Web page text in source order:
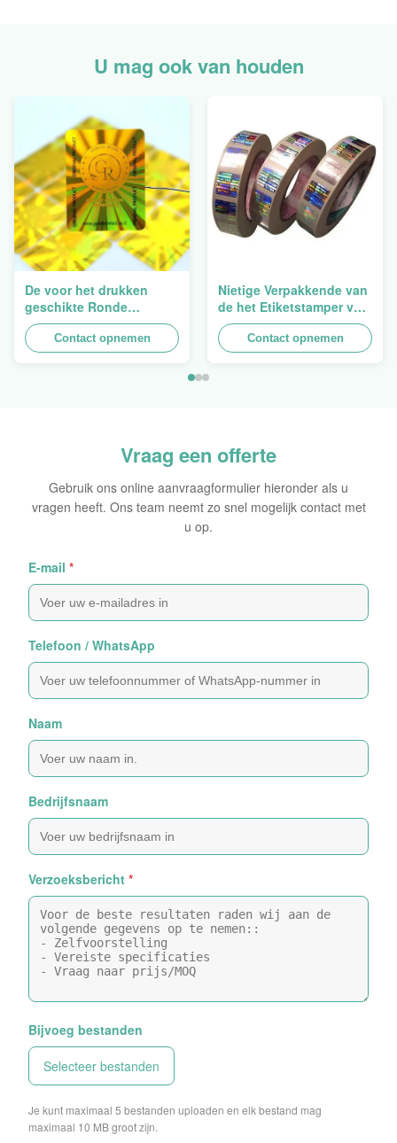
U mag ook van houden
De voor het drukken
geschikte Ronde
Verpakkende
Holografische
Zelfklevende Bladen van
Contact opnemen
Nietige Verpakkende van
de het Etiketstamper van
de Hologramveiligheid
Duidelijke het
Hologramsticker Logo
Contact opnemen
Vraag een offerte
Gebruik ons online aanvraagformulier hieronder als u
vragen heeft. Ons team neemt zo snel mogelijk contact met
u op.
E-mail *
Telefoon / WhatsApp
Naam
Bedrijfsnaam
Verzoeksbericht *
Bijvoeg bestanden
Selecteer bestanden
Je kunt maximaal 5 bestanden uploaden en elk bestand mag
maximaal 10 MB groot zijn.